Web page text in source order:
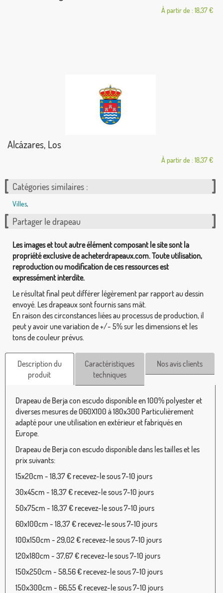
À partir de : 18,37 €
Alcázares, Los
À partir de : 18,37 €
Catégories similaires :
Villes,
Partager le drapeau
Les images et tout autre élément composant le site sont la
propriété exclusive de acheterdrapeaux.com. Toute utilisation,
reproduction ou modification de ces ressources est
expressément interdite.
Le résultat final peut différer légèrement par rapport au dessin
envoyé. Les drapeaux sont fournis sans mât.
En raison des circonstances liées au processus de production, il
peut y avoir une variation de +/- 5% sur les dimensions et les
tons de couleur prévus.
Description du
produit
Caractéristiques
techniques
Nos avis clients
Drapeau de Berja con escudo disponible en 100% polyester et
diverses mesures de 060X100 à 180x300 Particulièrement
adapté pour une utilisation en extérieur et fabriqués en
Europe.
Drapeau de Berja con escudo disponible dans les tailles et les
prix suivants:
15x20cm - 18,37 € recevez-le sous 7-10 jours
30x45cm - 18,37 € recevez-le sous 7-10 jours
50x75cm - 18,37 € recevez-le sous 7-10 jours
60x100cm - 18,37 € recevez-le sous 7-10 jours
100x150cm - 29,02 € recevez-le sous 7-10 jours
120x180cm - 37,67 € recevez-le sous 7-10 jours
150x250cm - 58,56 € recevez-le sous 7-10 jours
150x300cm - 66,55 € recevez-le sous 7-10 jours